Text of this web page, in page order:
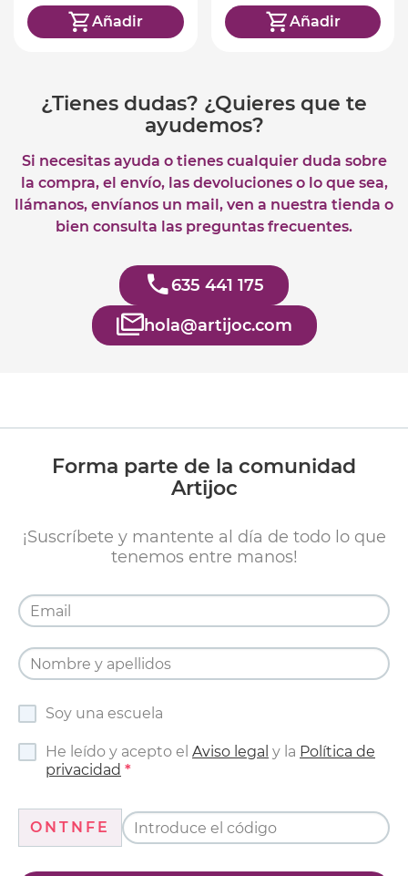
Añadir Añadir
¿Tienes dudas? ¿Quieres que te
ayudemos?
Si necesitas ayuda o tienes cualquier duda sobre
la compra, el envío, las devoluciones o lo que sea,
llámanos, envíanos un mail, ven a nuestra tienda o
bien consulta las preguntas frecuentes.
635 441 175
hola@artijoc.com
Forma parte de la comunidad
Artijoc
¡Suscríbete y mantente al día de todo lo que
tenemos entre manos!
Soy una escuela
He leído y acepto el Aviso legal y la Política de
privacidad
ONTNFE